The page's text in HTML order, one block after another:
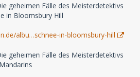
geheimen Fälle des Meisterdetektivs
in Bloomsbury Hill
albu…schnee-in-bloomsbury-hill
geheimen Fälle des Meisterdetektivs